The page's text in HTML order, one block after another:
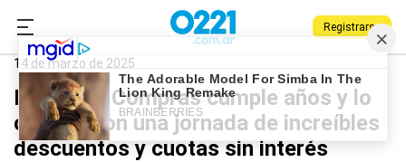
Registrarse
0221.com.ar
Provincia Compras
14 de marzo de 2025
Provincia Compras cumple años y lo
celebra con una jornada de increíbles
descuentos y cuotas sin interés